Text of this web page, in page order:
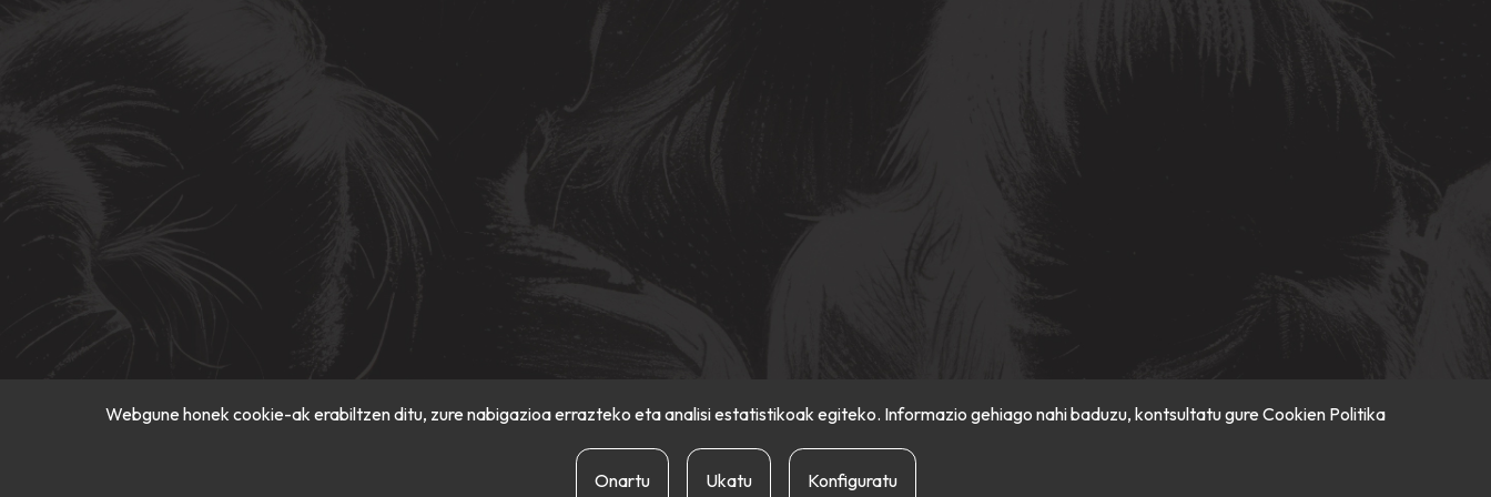
Webgune honek cookie-ak erabiltzen ditu, zure nabigazioa errazteko eta analisi estatistikoak egiteko. Informazio gehiago nahi baduzu, kontsultatu gure Cookien Politika
Onartu Ukatu Konfiguratu